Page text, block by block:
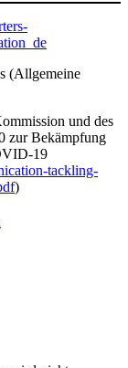
(Allgemeine
und des
zur Bekämpfung
19
tackling-
)